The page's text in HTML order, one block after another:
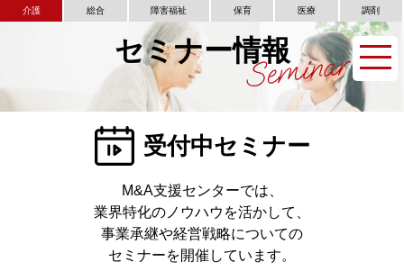
介護 総合 障害福祉 保育 医療 調剤
セミナー情報
受付中セミナー
M&A支援センターでは、
業界特化のノウハウを活かして、
事業承継や経営戦略についての
セミナーを開催しています。